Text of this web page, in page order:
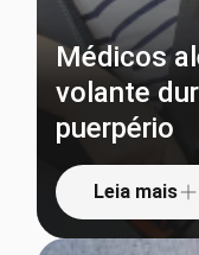
Médicos
volante
puerpério
Leia mais